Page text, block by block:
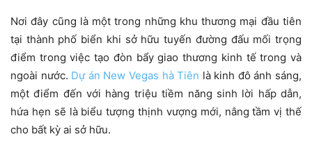
Nơi đây cũng là một trong những khu thương mại đầu tiên
tại thành phố biển khi sở hữu tuyến đường đấu mối trọng
điểm trong việc tạo đòn bẩy giao thương kinh tế trong và
ngoài nước. Dự án New Vegas hà Tiên là kinh đô ánh sáng,
một điểm đến với hàng triệu tiềm năng sinh lời hấp dẫn,
hứa hẹn sẽ là biểu tượng thịnh vượng mới, nâng tầm vị thế
cho bất kỳ ai sở hữu.